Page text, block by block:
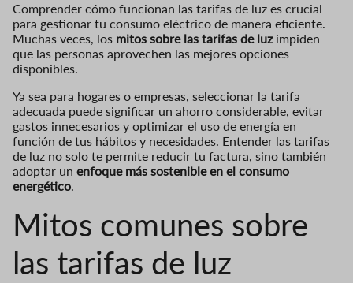
Comprender cómo funcionan las tarifas de luz es crucial
para gestionar tu consumo eléctrico de manera eficiente.
Muchas veces, los mitos sobre las tarifas de luzimpiden
que las personas aprovechen las mejores opciones
disponibles.
Ya sea para hogares o empresas, seleccionar la tarifa
adecuada puede significar un ahorro considerable, evitar
gastos innecesarios y optimizar el uso de energía en
función de tus hábitos y necesidades. Entender las tarifas
de luz no solo te permite reducir tu factura, sino también
adoptar un enfoque más sostenible en el consumo
energético.
Mitos comunes sobre
las tarifas de luz